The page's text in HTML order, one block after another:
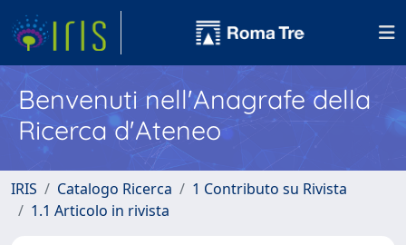
Benvenuti nell'Anagrafe della
Ricerca d'Ateneo
IRIS Catalogo Ricerca
1 Contributo su Rivista
1.1 Articolo in rivista